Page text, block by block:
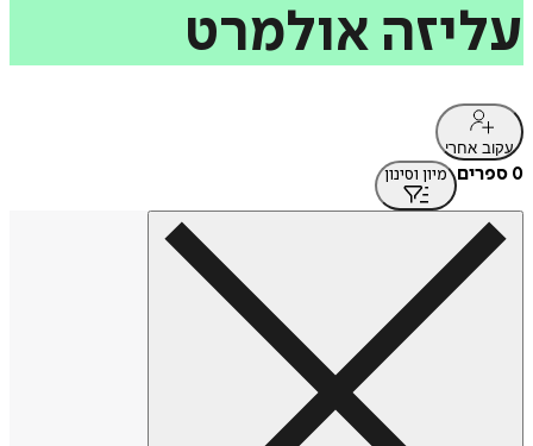
עליזה אולמרט
עקוב אחרי
0 ספרים מיון וסינון